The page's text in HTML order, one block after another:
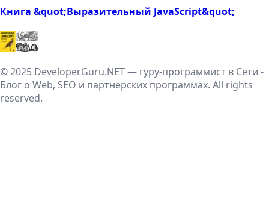
Книга &quot;Выразительный JavaScript&quot;
© 2025 DeveloperGuru.NET — гуру-программист в Сети -
Блог о Web, SEO и партнерских программах. All rights
reserved.